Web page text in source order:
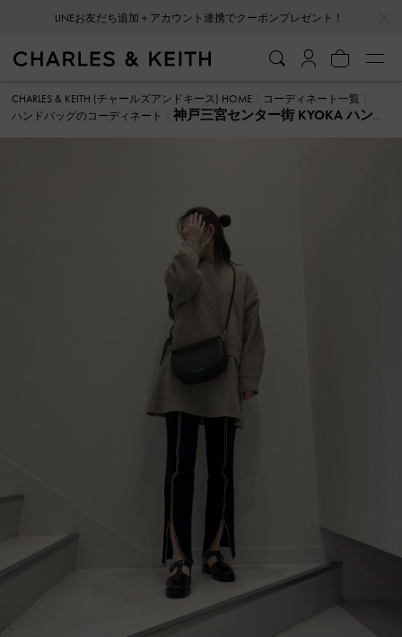
LINEお友だち追加＋アカウント連携でクーポンプレゼント！
CHARLES & KEITH (チャールズアンドキース) HOME
コーディネート一覧
ハンドバッグのコーディネート
神戸三宮センター街 KYOKA ハンド